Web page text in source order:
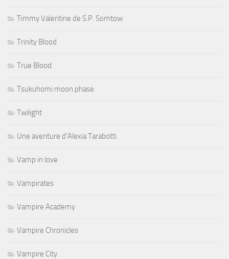
Timmy Valentine de S.P. Somtow
Trinity Blood
True Blood
Tsukuhomi moon phase
Twilight
Une aventure d'Alexia Tarabotti
Vamp in love
Vampirates
Vampire Academy
Vampire Chronicles
Vampire City